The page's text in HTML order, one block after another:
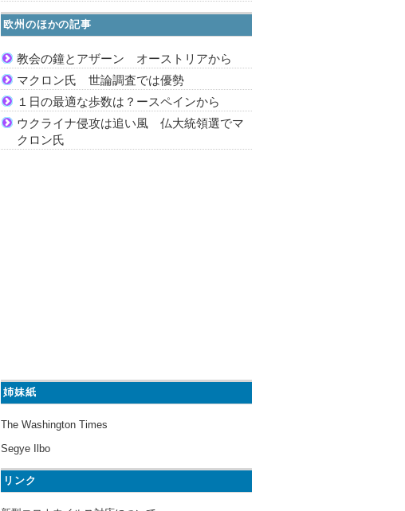
欧州のほかの記事
教会の鐘とアザーン オーストリアから
マクロン氏 世論調査では優勢
１日の最適な歩数は？ースペインから
ウクライナ侵攻は追い風 仏大統領選でマ
クロン氏
姉妹紙
The Washington Times
Segye Ilbo
リンク